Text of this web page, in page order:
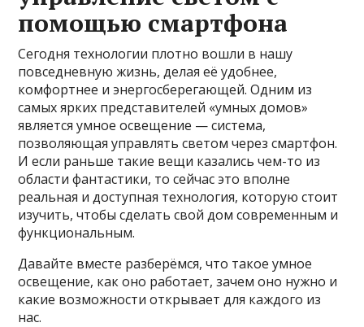
помощью смартфона
Сегодня технологии плотно вошли в нашу
повседневную жизнь, делая её удобнее,
комфортнее и энергосберегающей. Одним из
самых ярких представителей «умных домов»
является умное освещение — система,
позволяющая управлять светом через смартфон.
И если раньше такие вещи казались чем-то из
области фантастики, то сейчас это вполне
реальная и доступная технология, которую стоит
изучить, чтобы сделать свой дом современным и
функциональным.
Давайте вместе разберёмся, что такое умное
освещение, как оно работает, зачем оно нужно и
какие возможности открывает для каждого из
нас.